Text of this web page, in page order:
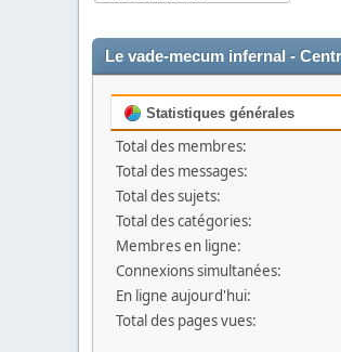
Le vade-mecum infernal -
Statistiques générales
Total des membres:
Total des messages:
Total des sujets:
Total des catégories:
Membres en ligne:
Connexions simultanées:
En ligne aujourd'hui:
Total des pages vues: